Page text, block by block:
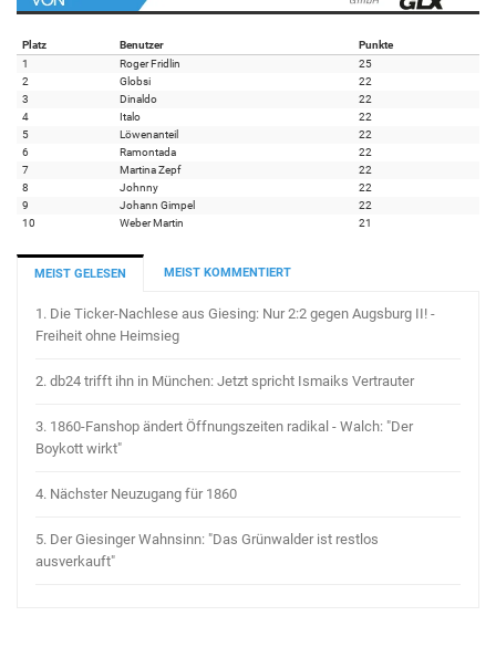
Platz Benutzer
Punkte
1
Roger Fridlin
25
2
Globsi
22
3
Dinaldo
22
4
Italo
22
5
Löwenanteil
22
6
Ramontada
22
7
Martina Zepf
22
8
Johnny
22
9
Johann Gimpel
22
10
Weber Martin 21
MEIST GELESEN MEIST KOMMENTIERT
1. Die Ticker-Nachlese aus Giesing: Nur 2:2 gegen Augsburg II! -
Freiheit ohne Heimsieg
2. db24 trifft ihn in München: Jetzt spricht Ismaiks Vertrauter
3. 1860-Fanshop ändert Öffnungszeiten radikal - Walch: "Der
Boykott wirkt"
4. Nächster Neuzugang für 1860
5. Der Giesinger Wahnsinn: "Das Grünwalder ist restlos
ausverkauft"